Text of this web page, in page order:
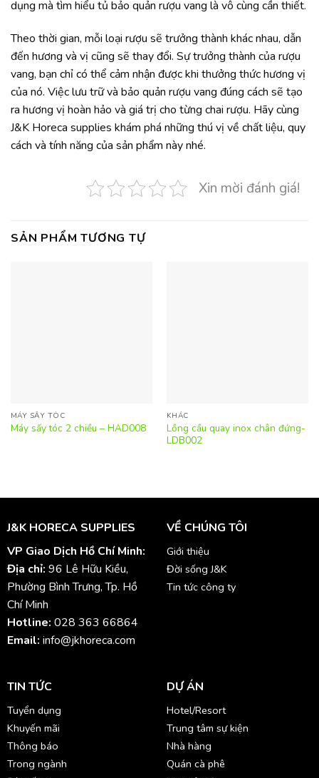
dụng mà tìm hiểu tủ bảo quản rượu vang là vô cùng cần thiết.
Theo thời gian, mỗi loại rượu sẽ trưởng thành khác nhau, dẫn
đến hương và vị cũng sẽ thay đổi. Sự trưởng thành của rượu
vang, bạn chỉ có thể cảm nhận được khi thưởng thức hương vị
của nó. Việc lưu trữ và bảo quản rượu vang đúng cách sẽ tạo
ra hương vị hoàn hảo và giá trị cho từng chai rượu. Hãy cùng
J&K Horeca supplies khám phá những thú vị về chất liệu, quy
cách và tính năng của sản phẩm này nhé.
Xin mời đánh giá!
SẢN PHẨM TƯƠNG TỰ
MÁY SẤY TÓC
Máy sấy tóc 2 chiều – HAD008
KHÁC
Lồng cầu quay inox chân đứng-
LDB002
J&K HORECA SUPPLIES
VP Giao Dịch Hồ Chí Minh:
Địa chỉ: 96 Lê Hữu Kiều,
Phường Bình Trưng, Tp. Hồ
Chí Minh
Hotline: 028 363 66864
Email: info@jkhoreca.com
VỀ CHÚNG TÔI
Giới thiệu
Đời sống J&K
Tin tức công ty
TIN TỨC
Tuyển dụng
Khuyến mãi
Thông báo
Trong ngành
DỰ ÁN
Hotel/Resort
Trung tâm sự kiện
Nhà hàng
Quán cà phê